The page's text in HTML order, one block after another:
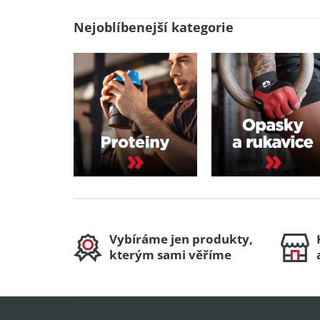
Nejoblíbenejší kategorie
Vybíráme jen produkty,
kterým sami věříme